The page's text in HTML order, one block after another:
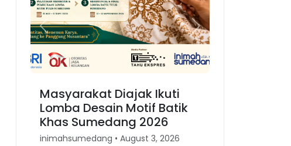
Masyarakat Diajak Ikuti
Lomba Desain Motif Batik
Khas Sumedang 2026
inimahsumedang • August 3, 2026
Previous Next